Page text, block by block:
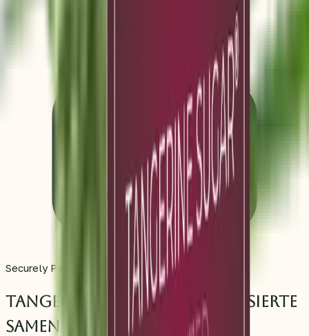
Securely Packaged
Tangerine Sugar® – 3 feminisierte
Samen